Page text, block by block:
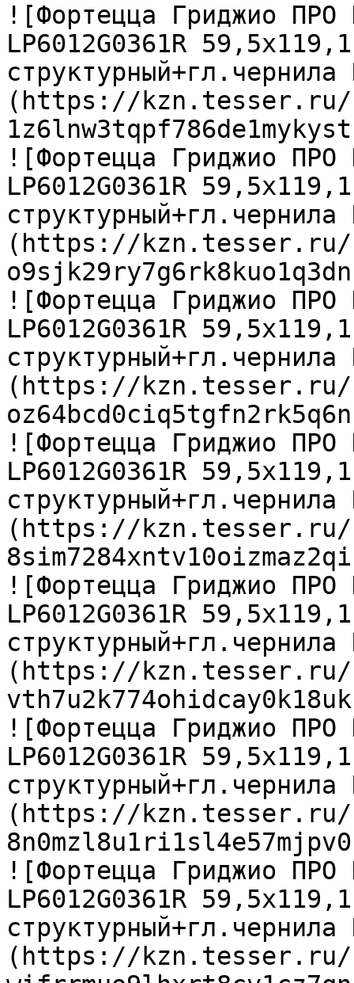
![Фортецца Гриджио ПРО
LP6012G0361R
(https://kzn.tesser.ru/
![Фортецца Гриджио ПРО
LP6012G0361R
(https://kzn.tesser.ru/
![Фортецца Гриджио ПРО
LP6012G0361R
(https://kzn.tesser.ru/
![Фортецца Гриджио ПРО
LP6012G0361R
(https://kzn.tesser.ru/
![Фортецца Гриджио ПРО
LP6012G0361R
(https://kzn.tesser.ru/
![Фортецца Гриджио ПРО
LP6012G0361R
(https://kzn.tesser.ru/
![Фортецца Гриджио ПРО
LP6012G0361R
(https://kzn.tesser.ru/